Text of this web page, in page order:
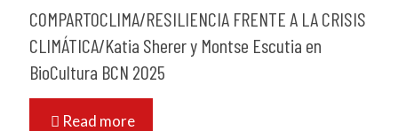
COMPARTOCLIMA/RESILIENCIA FRENTE A LA CRISIS
CLIMÁTICA/Katia Sherer y Montse Escutia en
BioCultura BCN 2025
Read more